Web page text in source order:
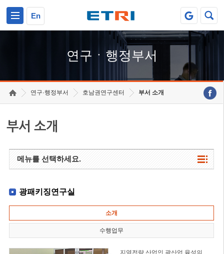
En
연구ㆍ행정부서
연구·행정부서 호남권연구센터 부서 소개
부서 소개
메뉴를 선택하세요.
광패키징연구실
소개
수행업무
지역전략 산업인 광산업 육성의